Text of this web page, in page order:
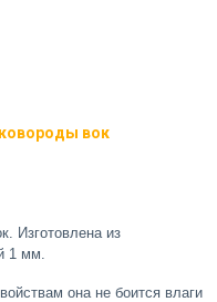
вок
Изготовлена из
1 мм.
она не боится влаги